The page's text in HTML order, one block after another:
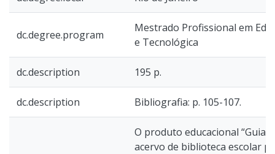
dc.degree.program
Mestrado Profissional em
e Tecnológica
dc.description 195 p.
dc.description Bibliografia: p. 105-107.
O produto educacional “Guia
acervo de biblioteca escolar